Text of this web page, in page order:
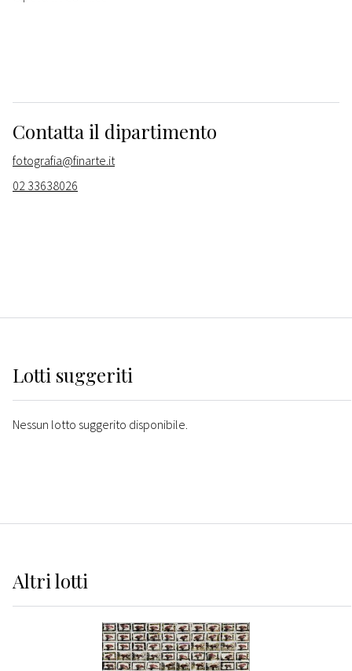
Contatta il dipartimento
fotografia@finarte.it
02 33638026
Lotti suggeriti
Nessun lotto suggerito disponibile.
Altrilotti